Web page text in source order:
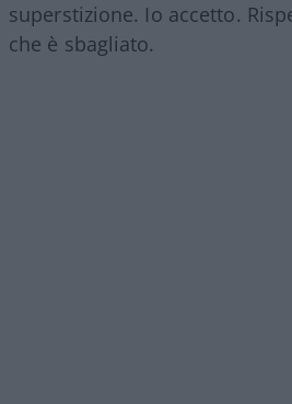
superstizione. Io accetto.
che è sbagliato.